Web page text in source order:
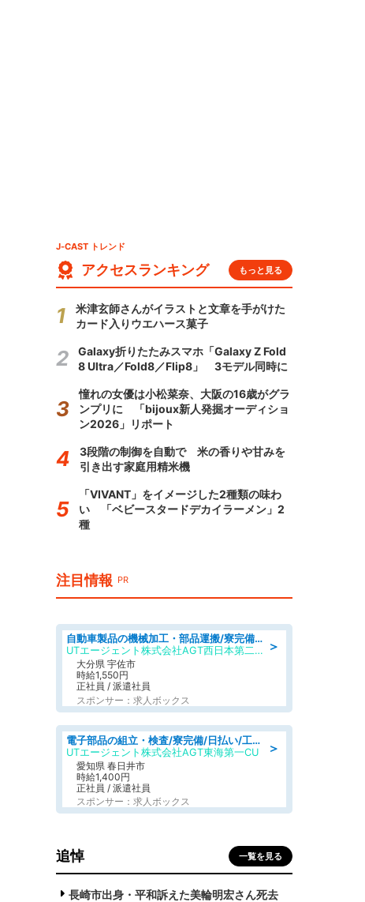
J-CAST トレンド
アクセスランキング もっと見る
米津玄師さんがイラストと文章を手がけた
カード入りウエハース菓子
Galaxy折りたたみスマホ「Galaxy Z Fold
8 Ultra／Fold8／Flip8」 3モデル同時に
憧れの女優は小松菜奈、大阪の16歳がグラ
ンプリに 「bijoux新人発掘オーディショ
ン2026」リポート
3段階の制御を自動で 米の香りや甘みを
引き出す家庭用精米機
「VIVANT」をイメージした2種類の味わ
い 「ベビースタードデカイラーメン」2
種
注目情報 PR
＞
自動車製品の機械加工・部品運搬/寮完備/日払い/工場・製造
UTエージェント株式会社AGT西日本第二CU
大分県 宇佐市
時給1,550円
正社員 / 派遣社員
スポンサー：求人ボックス
＞
電子部品の組立・検査/寮完備/日払い/工場・製造
UTエージェント株式会社AGT東海第一CU
愛知県 春日井市
時給1,400円
正社員 / 派遣社員
スポンサー：求人ボックス
追悼 一覧を見る
長崎市出身・平和訴えた美輪明宏さん死去